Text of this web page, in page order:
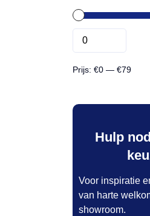
Prijs: €0 — €79
Hulp
Voor inspiratie
van harte
showroom.